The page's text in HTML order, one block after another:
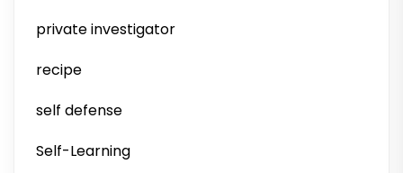
private investigator
recipe
self defense
Self-Learning